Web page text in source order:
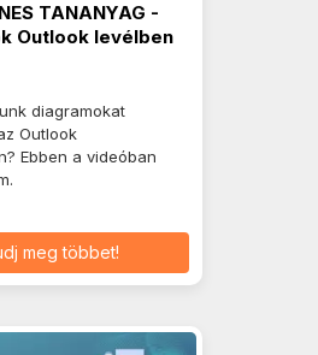
TANANYAG -
Outlook levélben
diagramokat
Outlook
Ebben a videóban
meg többet!